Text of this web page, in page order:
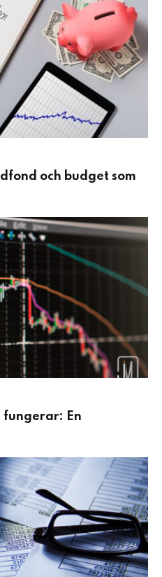
och budget som
fungerar: En